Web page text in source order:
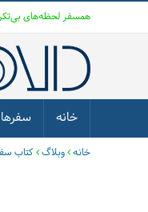
همسفر لحظه‌های
خانه سفرها
خانه وبلاگ کتاب